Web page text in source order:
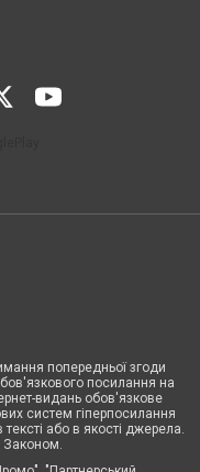
попередньої згоди
посилання на
видань обов'язкове
систем гіперпосилання
або в якості джерела.
Законом.